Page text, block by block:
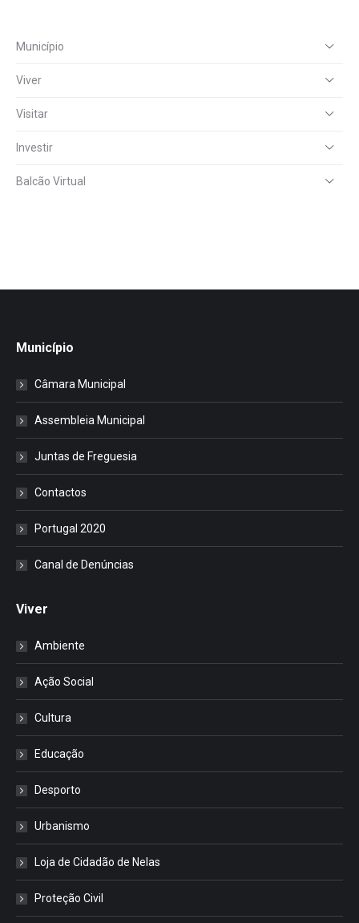
Município
Viver
Visitar
Investir
Balcão Virtual
Município
Câmara Municipal
Assembleia Municipal
Juntas de Freguesia
Contactos
Portugal 2020
Canal de Denúncias
Viver
Ambiente
Ação Social
Cultura
Educação
Desporto
Urbanismo
Loja de Cidadão de Nelas
Proteção Civil